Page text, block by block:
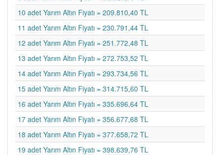
10 adet Yarım Altın Fiyatı = 209.810,40 TL
11 adet Yarım Altın Fiyatı = 230.791,44 TL
12 adet Yarım Altın Fiyatı = 251.772,48 TL
13 adet Yarım Altın Fiyatı = 272.753,52 TL
14 adet Yarım Altın Fiyatı = 293.734,56 TL
15 adet Yarım Altın Fiyatı = 314.715,60 TL
16 adet Yarım Altın Fiyatı = 335.696,64 TL
17 adet Yarım Altın Fiyatı = 356.677,68 TL
18 adet Yarım Altın Fiyatı = 377.658,72 TL
19 adet Yarım Altın Fiyatı = 398.639,76 TL